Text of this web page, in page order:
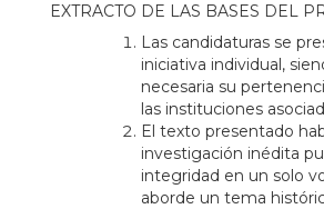
EXTRACTO DE LAS BASES DEL
Las candidaturas se
iniciativa individual,
necesaria su
las instituciones
El texto presentado
investigación inédita
integridad en un solo
aborde un tema